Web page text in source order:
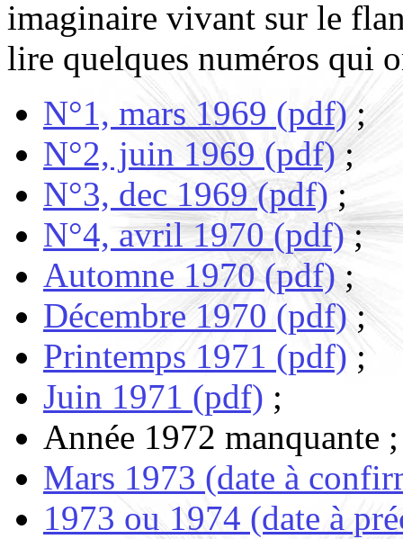
imaginaire vivant sur le
lire quelques numéros qui
N°1, mars 1969 (pdf);
N°2, juin 1969 (pdf);
N°3, dec 1969 (pdf) ;
N°4, avril 1970 (pdf);
Automne 1970 (pdf);
Décembre 1970 (pdf);
Printemps 1971 (pdf) ;
Juin 1971 (pdf) ;
Année 1972 manquante ;
Mars 1973 (date à
1973 ou 1974 (date à